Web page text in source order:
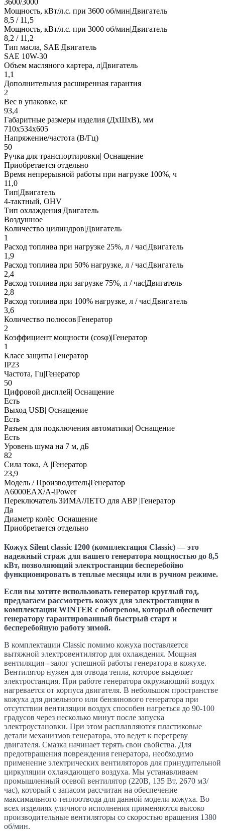
Мощность, кВт/л.с. при 3600 об/мин|Двигатель
8,5 / 11,5
Мощность, кВт/л.с. при 3000 об/мин|Двигатель
8,2 / 11,2
Тип масла, SAE|Двигатель
SAE 10W-30
Объем масляного картера, л|Двигатель
1,1
Дополнительная расширенная гарантия
2
Вес в упаковке, кг
93,4
Габаритные размеры изделия (ДхШхВ), мм
710х534х605
Напряжение/частота (В/Гц)
50
Ручка для транспортировки| Оснащение
Приобретается отдельно
Время непрерывной работы при нагрузке 100%, ч
11,0
Тип|Двигатель
4-тактный, OHV
Тип охлаждения|Двигатель
Воздушное
Количество цилиндров|Двигатель
1
Расход топлива при нагрузке 25%, л / час|Двигатель
1,9
Расход топлива при 50% нагрузке, л / час|Двигатель
2,4
Расход топлива при загрузке 75%, л / час|Двигатель
2,8
Расход топлива при 100% нагрузке, л / час|Двигатель
3,6
Количество полюсов|Генератор
2
Коэффициент мощности (cosφ)|Генератор
1
Класс защиты|Генератор
IP23
Частота, Гц|Генератор
50
Цифровой дисплей| Оснащение
Есть
Выход USB| Оснащение
Есть
Разъем для подключения автоматики| Оснащение
Есть
Уровень шума на 7 м, дБ
82
Сила тока, А |Генератор
23,9
Модель / Производитель|Генератор
A6000ЕАХ/A-iPower
Переключатель ЗИМА/ЛЕТО для АВР |Генератор
Да
Диаметр колёс| Оснащение
Приобретается отдельно
Кожух Silent classic 1200 (комплектация Classic) — это
надежный страж для вашего генератора мощностью до 8,5
кВт, позволяющий электростанции бесперебойно
функционировать в теплые месяцы или в ручном режиме.
Если вы хотите использовать генератор круглый год,
предлагаем рассмотреть кожух для электростанции в
комплектации WINTER с обогревом, который обеспечит
генератору гарантированный быстрый старт и
бесперебойную работу зимой.
В комплектации Classic помимо кожуха поставляется
вытяжной электровентилятор для охлаждения. Мощная
вентиляция - залог успешной работы генератора в кожухе.
Вентилятор нужен для отвода тепла, которое выделяет
электростанция. При работе генератора окружающий воздух
нагревается от корпуса двигателя. В небольшом пространстве
кожуха для дизельного или бензинового генератора при
отсутствии вентиляции воздух способен нагреться до 90-100
градусов через несколько минут после запуска
электроустановки. При этом расплавляются пластиковые
детали механизмов генератора, это ведет к перегреву
двигателя. Смазка начинает терять свои свойства. Для
предотвращения повреждения генератора, необходимо
применение электрических вентиляторов для принудительной
циркуляции охлаждающего воздуха. Мы устанавливаем
промышленный осевой вентилятор (220В, 135 Вт, 2670 м3/
час), который с запасом рассчитан на обеспечение
максимального теплоотвода для данной модели кожуха. Во
всех изделиях уличного исполнения применяются высоко
производительные вентиляторы со скоростью вращения 1380
об/мин.